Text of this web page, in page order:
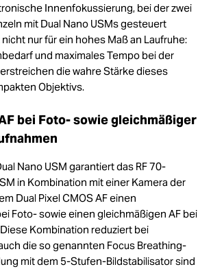
Innenfokussierung, bei der zwei
mit Dual Nano USMs gesteuert
nur für ein hohes Maß an Laufruhe:
und maximales Tempo bei der
die wahre Stärke dieses
Objektivs.
bei Foto- sowie gleichmäßiger
Nano USM garantiert das RF 70-
in Kombination mit einer Kamera der
Dual Pixel CMOS AF einen
Foto- sowie einen gleichmäßigen AF bei
Kombination reduziert bei
die so genannten Focus Breathing-
mit dem 5-Stufen-Bildstabilisator sind